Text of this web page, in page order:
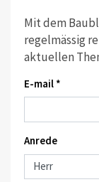
Mit dem
regelmässig
aktuellen
E-mail *
Anrede